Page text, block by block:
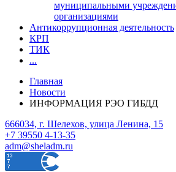
муниципальными
организациями
Антикоррупционная деятельность
КРП
ТИК
...
Главная
Новости
ИНФОРМАЦИЯ РЭО ГИБДД
666034, г. Шелехов, улица Ленина, 15
+7 39550 4-13-35
adm@sheladm.ru